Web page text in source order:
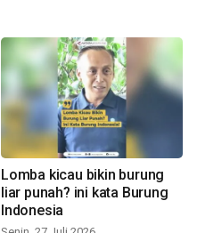
Lomba kicau bikin burung
liar punah? ini kata Burung
Indonesia